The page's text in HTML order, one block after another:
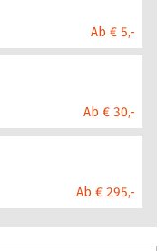
Ab € 5,-
Ab € 30,-
Ab € 295,-